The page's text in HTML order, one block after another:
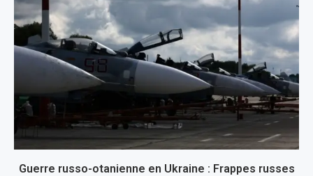
Guerre russo-otanienne en Ukraine : Frappes russes